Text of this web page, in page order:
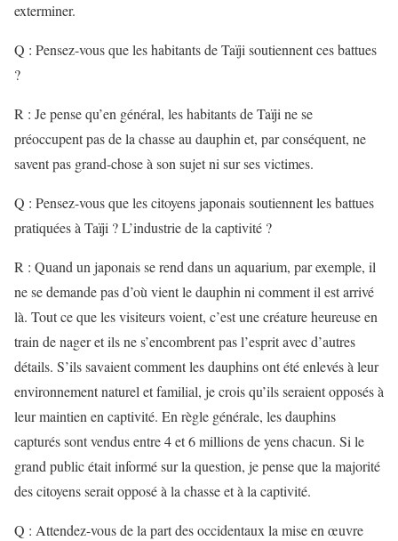
exterminer.
Q : Pensez-vous que les habitants de Taïji soutiennent ces battues
?
R : Je pense qu’en général, les habitants de Taïji ne se
préoccupent pas de la chasse au dauphin et, par conséquent, ne
savent pas grand-chose à son sujet ni sur ses victimes.
Q : Pensez-vous que les citoyens japonais soutiennent les battues
pratiquées à Taïji ? L’industrie de la captivité ?
R : Quand un japonais se rend dans un aquarium, par exemple, il
ne se demande pas d’où vient le dauphin ni comment il est arrivé
là. Tout ce que les visiteurs voient, c’est une créature heureuse en
train de nager et ils ne s’encombrent pas l’esprit avec d’autres
détails. S’ils savaient comment les dauphins ont été enlevés à leur
environnement naturel et familial, je crois qu’ils seraient opposés à
leur maintien en captivité. En règle générale, les dauphins
capturés sont vendus entre 4 et 6 millions de yens chacun. Si le
grand public était informé sur la question, je pense que la majorité
des citoyens serait opposé à la chasse et à la captivité.
Q : Attendez-vous de la part des occidentaux la mise en œuvre